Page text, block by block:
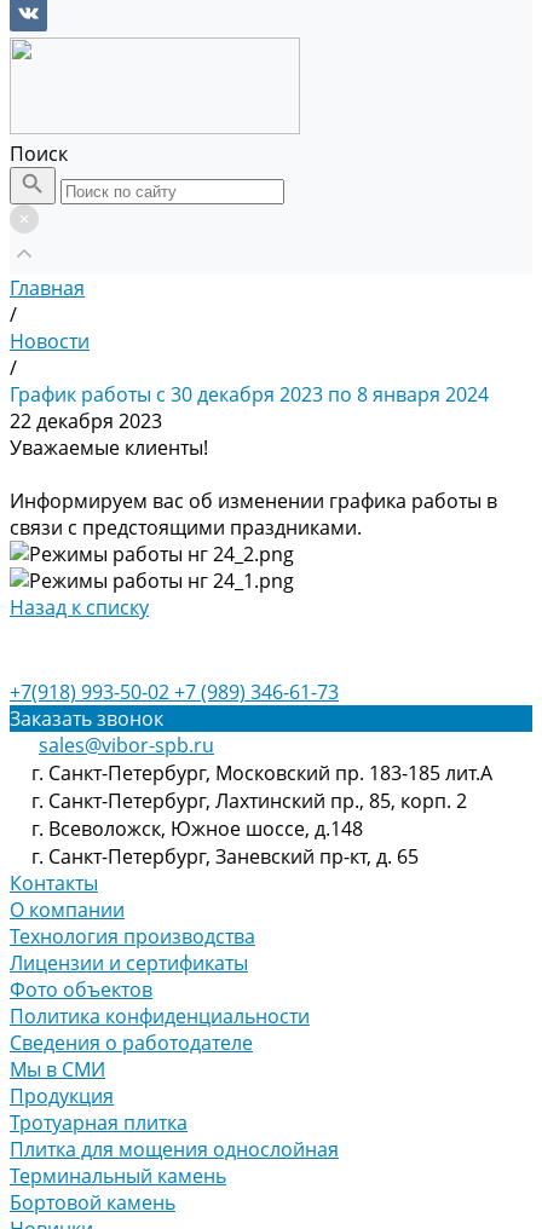
Поиск
Главная
/
Новости
/
График работы с 30 декабря 2023 по 8 января 2024
22 декабря 2023
Уважаемые клиенты!
Информируем вас об изменении графика работы в
связи с предстоящими праздниками.
Назад к списку
+7(918) 993-50-02+7 (989) 346-61-73
Заказать звонок
sales@vibor-spb.ru
г. Санкт-Петербург, Московский пр. 183-185 лит.А
г. Санкт-Петербург, Лахтинский пр., 85, корп. 2
г. Всеволожск, Южное шоссе, д.148
г. Санкт-Петербург, Заневский пр-кт, д. 65
Контакты
О компании
Технология производства
Лицензии и сертификаты
Фото объектов
Политика конфиденциальности
Сведения о работодателе
Мы в СМИ
Продукция
Тротуарная плитка
Плитка для мощения однослойная
Терминальный камень
Бортовой камень